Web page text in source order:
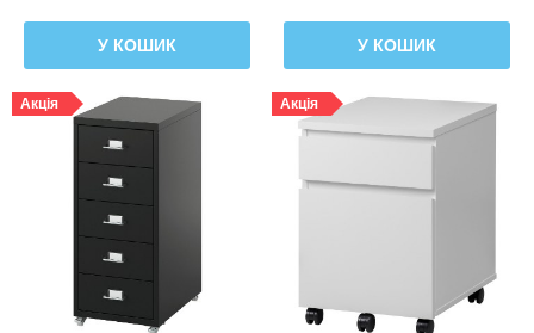
У КОШИК У КОШИК
Акція Акція